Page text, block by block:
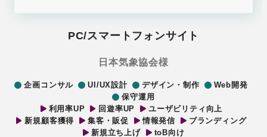
PC/スマートフォンサイト
日本気象協会様
企画コンサル UI/UX設計 デザイン・制作
Web開発
保守運用
利用率UP
回遊率UP
ユーザビリティ向上
新規顧客獲得
集客・販促 情報発信
ブランディング
新規立ち上げ
toB向け